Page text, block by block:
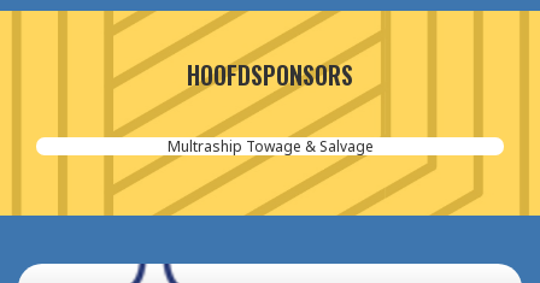
HOOFDSPONSORS
Aannemersbedrijf van der Poel